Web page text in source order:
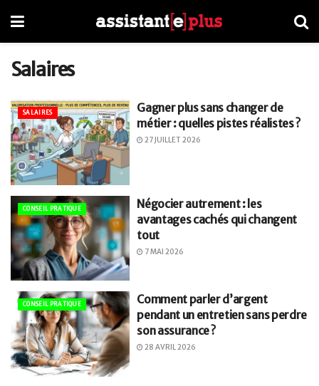
Salaires
SALAIRES
Gagner plus sans changer de
métier : quelles pistes réalistes ?
27 JUILLET 2026
CONSEIL PRATIQUE
Négocier autrement : les
avantages cachés qui changent
tout
7 MAI 2026
CONSEIL PRATIQUE
Comment parler d’argent
pendant un entretien sans perdre
son assurance ?
28 AVRIL 2026